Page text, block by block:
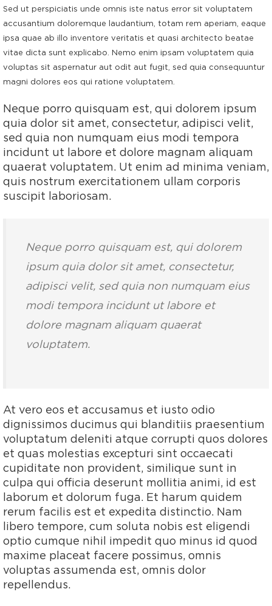
Sed ut perspiciatis unde omnis iste natus error sit voluptatem
accusantium doloremque laudantium, totam rem aperiam, eaque
ipsa quae ab illo inventore veritatis et quasi architecto beatae
vitae dicta sunt explicabo. Nemo enim ipsam voluptatem quia
voluptas sit aspernatur aut odit aut fugit, sed quia consequuntur
magni dolores eos qui ratione voluptatem.
Neque porro quisquam est, qui dolorem ipsum
quia dolor sit amet, consectetur, adipisci velit,
sed quia non numquam eius modi tempora
incidunt ut labore et dolore magnam aliquam
quaerat voluptatem. Ut enim ad minima veniam,
quis nostrum exercitationem ullam corporis
suscipit laboriosam.
Neque porro quisquam est, qui dolorem
ipsum quia dolor sit amet, consectetur,
adipisci velit, sed quia non numquam eius
modi tempora incidunt ut labore et
dolore magnam aliquam quaerat
voluptatem.
At vero eos et accusamus et iusto odio
dignissimos ducimus qui blanditiis praesentium
voluptatum deleniti atque corrupti quos dolores
et quas molestias excepturi sint occaecati
cupiditate non provident, similique sunt in
culpa qui officia deserunt mollitia animi, id est
laborum et dolorum fuga. Et harum quidem
rerum facilis est et expedita distinctio. Nam
libero tempore, cum soluta nobis est eligendi
optio cumque nihil impedit quo minus id quod
maxime placeat facere possimus, omnis
voluptas assumenda est, omnis dolor
repellendus.